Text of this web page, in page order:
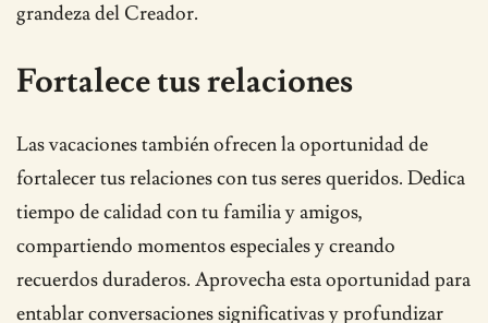
grandeza del Creador.
Fortalece tus relaciones
Las vacaciones también ofrecen la oportunidad de
fortalecer tus relaciones con tus seres queridos. Dedica
tiempo de calidad con tu familia y amigos,
compartiendo momentos especiales y creando
recuerdos duraderos. Aprovecha esta oportunidad para
entablar conversaciones significativas y profundizar